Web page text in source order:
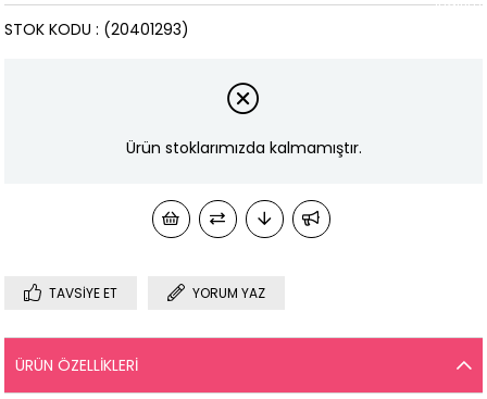
(20401293)
STOK KODU
Ürün stoklarımızda kalmamıştır.
TAVSIYE ET YORUM YAZ
ÜRÜN ÖZELLIKLERI